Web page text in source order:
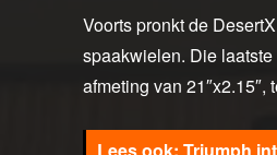
Voorts pronkt de
spaakwielen. Die
afmeting van